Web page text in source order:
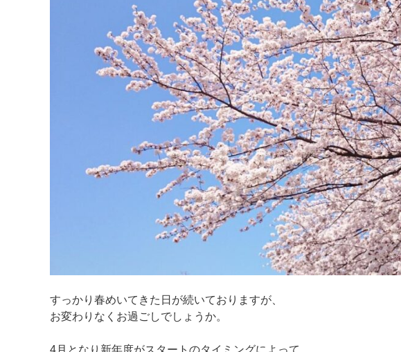
すっかり春めいてきた日が続いておりますが、
お変わりなくお過ごしでしょうか。